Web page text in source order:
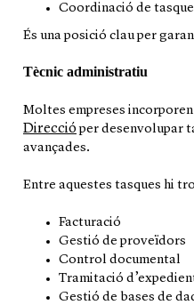
Coordinació de
És una posició clau per
Tècnic administratiu
Moltes empreses incorporen
Direcció per desenvolupar
avançades.
Entre aquestes tasques hi
Facturació
Gestió de proveïdors
Control documental
Tramitació
Gestió de bases de